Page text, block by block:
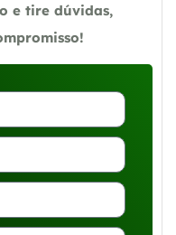
e tire dúvidas,